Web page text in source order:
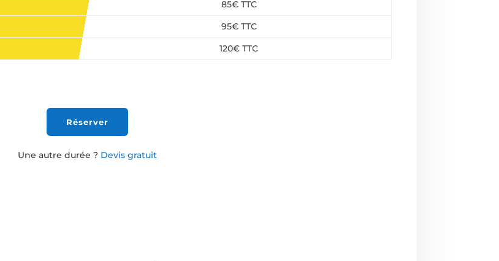
85€ TTC
95€ TTC
120€ TTC
Réserver
Une autre durée ? Devis gratuit